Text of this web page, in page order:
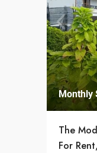
Monthly
The
For